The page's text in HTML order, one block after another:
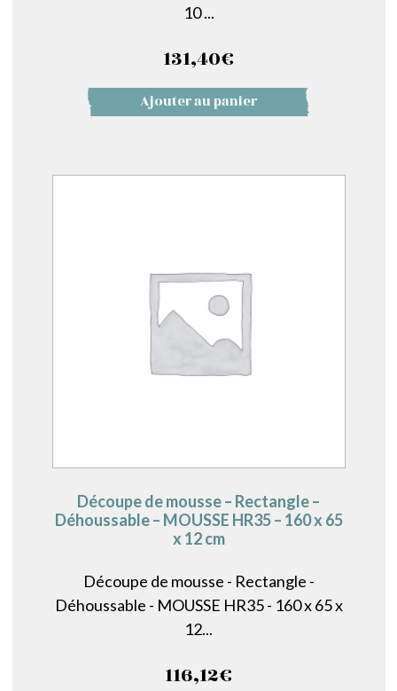
10 ...
131,40€
Ajouter au panier
Découpe de mousse – Rectangle –
Déhoussable – MOUSSE HR35 – 160 x 65
x 12 cm
Découpe de mousse - Rectangle -
Déhoussable - MOUSSE HR35 - 160 x 65 x
12...
116,12€